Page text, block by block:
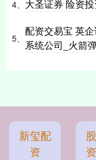
4、 大圣证券 险资
5、
配资交易宝 英企
系统公司_火箭
新玺配
资